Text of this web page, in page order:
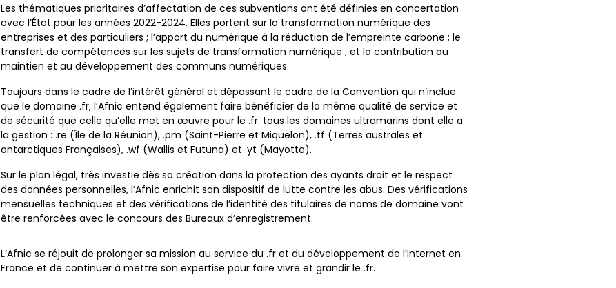
Les thématiques prioritaires d’affectation de ces subventions ont été définies en concertation
avec l’État pour les années 2022-2024. Elles portent sur la transformation numérique des
entreprises et des particuliers ; l’apport du numérique à la réduction de l’empreinte carbone ; le
transfert de compétences sur les sujets de transformation numérique ; et la contribution au
maintien et au développement des communs numériques.
Toujours dans le cadre de l’intérêt général et dépassant le cadre de la Convention qui n’inclue
que le domaine .fr, l’Afnic entend également faire bénéficier de la même qualité de service et
de sécurité que celle qu’elle met en œuvre pour le .fr. tous les domaines ultramarins dont elle a
la gestion : .re (Île de la Réunion), .pm (Saint-Pierre et Miquelon), .tf (Terres australes et
antarctiques Françaises), .wf (Wallis et Futuna) et .yt (Mayotte).
Sur le plan légal, très investie dès sa création dans la protection des ayants droit et le respect
des données personnelles, l’Afnic enrichit son dispositif de lutte contre les abus. Des vérifications
mensuelles techniques et des vérifications de l’identité des titulaires de noms de domaine vont
être renforcées avec le concours des Bureaux d’enregistrement.
L’Afnic se réjouit de prolonger sa mission au service du .fr et du développement de l’internet en
France et de continuer à mettre son expertise pour faire vivre et grandir le .fr.